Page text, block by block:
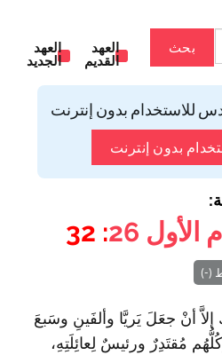
بحث
العهد
القديم
العهد
الجديد
للاستخدام بدون إنترنت
بدون إنترنت
الأول 26
: 32
(-)
أنْ جعَلَ يَريَّا وألفَينِ وسَبعَ
مُقتَدِرٌ ورئيسٌ لِعائِلَتِهِ،